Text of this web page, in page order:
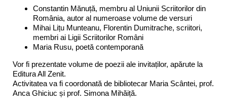
Constantin Mănuță, membru al Uniunii Scriitorilor din
România, autor al numeroase volume de versuri
Mihai Lițu Munteanu, Florentin Dumitrache, scriitori,
membri ai Ligii Scriitorilor Români
Maria Rusu, poetă contemporană
Vor fi prezentate volume de poezii ale invitaților, apărute la
Editura All Zenit.
Activitatea va fi coordonată de bibliotecar Maria Scântei, prof.
Anca Ghiciuc și prof. Simona Mihăiță.